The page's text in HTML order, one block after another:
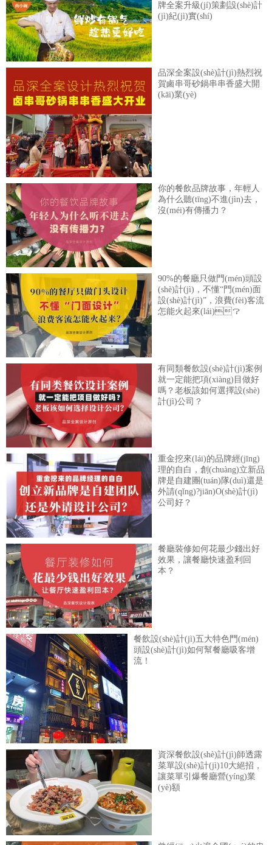
牌全案升級(jí)策劃設(shè)計
(jì)紀(jì)實(shí)
品深全案設(shè)計(jì)熱烈祝
賀鹵串哥砂鍋串串香盛大開
(kāi)業(yè)
你的餐飲品牌故事，年輕人
為什么聽(tīng)不進(jìn)去，
沒(méi)有傳播力？
90%的餐廳只做門(mén)頭設
(shè)計(jì)，不懂“門(mén)面
設(shè)計(jì)”，浪費(fèi)客流
怎能火起來(lái)？
有同類餐飲設(shè)計(jì)案例
就一定能把項(xiàng)目做好
嗎？老板該如何選擇設(shè)
計(jì)公司？
重金挖來(lái)的品牌經(jīng)
理的自白，創(chuàng)立新品
牌是自建團(tuán)隊(duì)還是
外請(qǐng)?jiān)O(shè)計(jì)
公司好？
餐廳裝修如何花最少錢出好
效果，讓餐廳快速盈利回
本？
餐飲設(shè)計(jì)五大特色門(mén)
頭設(shè)計(jì)如何幫餐廳吸客增
流！
資深餐飲設(shè)計(jì)師透露
菜單設(shè)計(jì)10大絕招，
讓菜單引爆餐廳營(yíng)業
(yè)額